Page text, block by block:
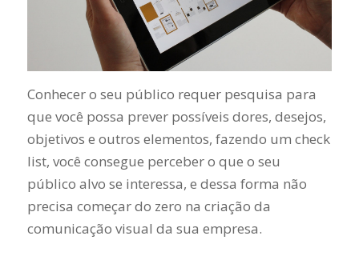
Conhecer o seu público requer pesquisa para
que você possa prever possíveis dores, desejos,
objetivos e outros elementos, fazendo um check
list, você consegue perceber o que o seu
público alvo se interessa, e dessa forma não
precisa começar do zero na criação da
comunicação visual da sua empresa.